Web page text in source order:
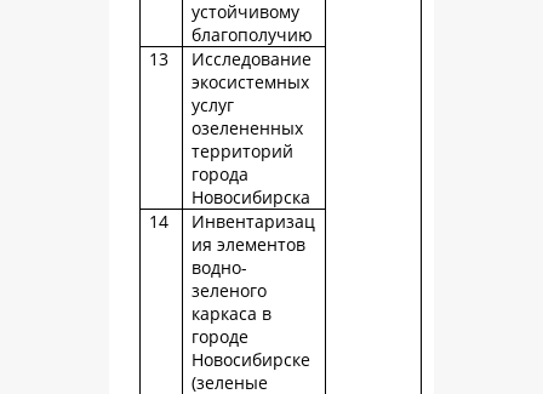
устойчивому
благополучию
13
Исследование
экосистемных
услуг
озелененных
территорий
города
Новосибирска
14
Инвентаризац
ия элементов
водно-
зеленого
каркаса в
городе
Новосибирске
(зеленые